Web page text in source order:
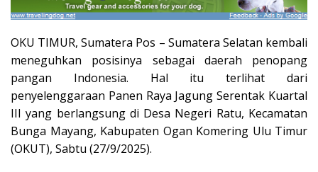
OKU TIMUR, Sumatera Pos – Sumatera Selatan kembali
meneguhkan posisinya sebagai daerah penopang
pangan Indonesia. Hal itu terlihat dari
penyelenggaraan Panen Raya Jagung Serentak Kuartal
III yang berlangsung di Desa Negeri Ratu, Kecamatan
Bunga Mayang, Kabupaten Ogan Komering Ulu Timur
(OKUT), Sabtu (27/9/2025).